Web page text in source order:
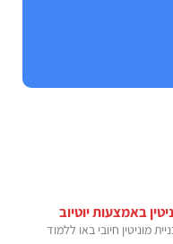
באמצעות יוטיוב
מוניטין חיובי באו ללמוד